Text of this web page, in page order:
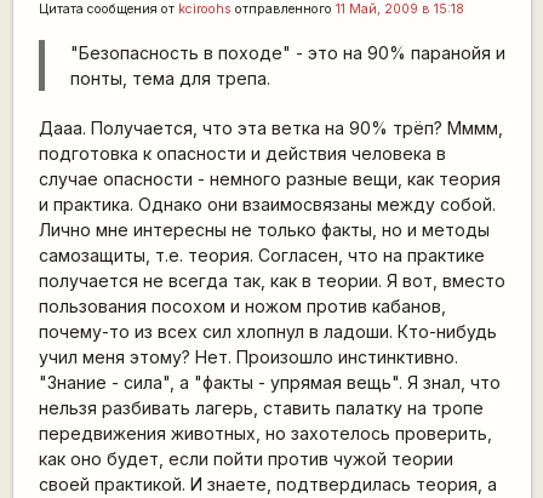
Цитата сообщения от kciroohs отправленного 11 Май, 2009 в 15:18
"Безопасность в походе" - это на 90% паранойя и
понты, тема для трепа.
Дааа. Получается, что эта ветка на 90% трёп? Мммм,
подготовка к опасности и действия человека в
случае опасности - немного разные вещи, как теория
и практика. Однако они взаимосвязаны между собой.
Лично мне интересны не только факты, но и методы
самозащиты, т.е. теория. Согласен, что на практике
получается не всегда так, как в теории. Я вот, вместо
пользования посохом и ножом против кабанов,
почему-то из всех сил хлопнул в ладоши. Кто-нибудь
учил меня этому? Нет. Произошло инстинктивно.
"Знание - сила", а "факты - упрямая вещь". Я знал, что
нельзя разбивать лагерь, ставить палатку на тропе
передвижения животных, но захотелось проверить,
как оно будет, если пойти против чужой теории
своей практикой. И знаете, подтвердилась теория, а